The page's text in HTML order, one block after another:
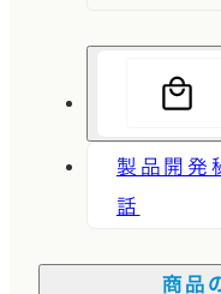
製品開発
話
商品